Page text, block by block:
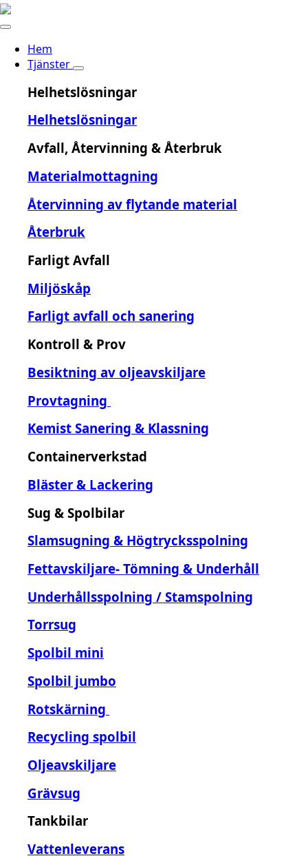
Hem
Tjänster
Helhetslösningar
Helhetslösningar
Avfall, Återvinning & Återbruk
Materialmottagning
Återvinning av flytande material
Återbruk
Farligt Avfall
Miljöskåp
Farligt avfall och sanering
Kontroll & Prov
Besiktning av oljeavskiljare
Provtagning
Kemist Sanering & Klassning
Containerverkstad
Bläster & Lackering
Sug & Spolbilar
Slamsugning & Högtrycksspolning
Fettavskiljare- Tömning & Underhåll
Underhållsspolning / Stamspolning
Torrsug
Spolbil mini
Spolbil jumbo
Rotskärning
Recycling spolbil
Oljeavskiljare
Grävsug
Tankbilar
Vattenleverans